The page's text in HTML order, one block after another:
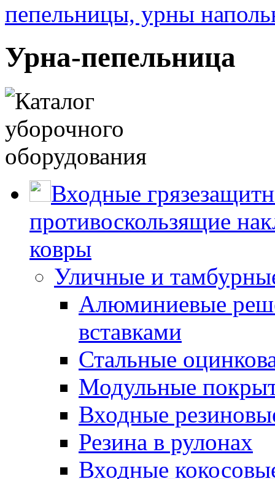
пепельницы, урны
Урна-пепельница
Входные
противоскользящие
ковры
Уличные и
Алюминиевые
вставками
Стальные
Модульные
Входные
Резина в рулонах
Входные